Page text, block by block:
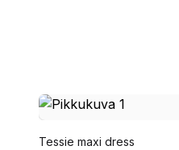
Tessie maxi dress